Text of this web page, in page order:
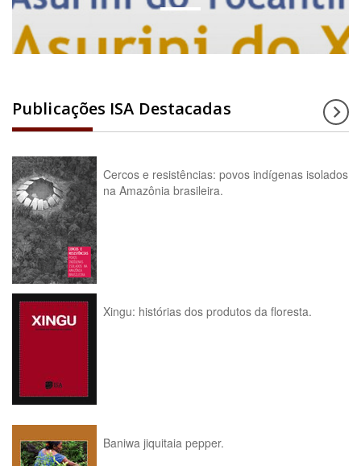
Publicações ISA Destacadas
Cercos e resistências: povos indígenas isolados
na Amazônia brasileira.
Xingu: histórias dos produtos da floresta.
Baniwa jiquitaia pepper.